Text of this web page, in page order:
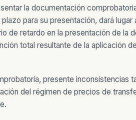
la documentación
para su presentación, dará
retardo en la presentación de la
total resultante de la aplicación
presente inconsistencias
del régimen de precios de